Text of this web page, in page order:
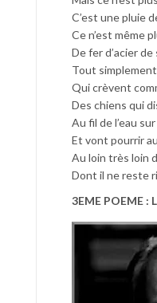
C’est une pluie
Ce n’est même
De fer d’acier de
Tout
Qui crèvent
Des chiens qui
Au fil de l’eau
Et vont pourrir
Au loin très loin
Dont il ne reste
3EME POEME :